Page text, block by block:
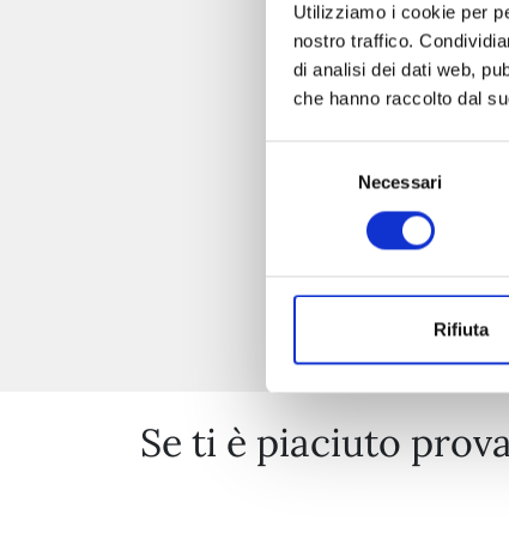
Utilizziamo i cookie per
nostro traffico.
di analisi dei dati web,
che hanno raccolto dal
Necessari
Rifiuta
Se ti è piaciuto